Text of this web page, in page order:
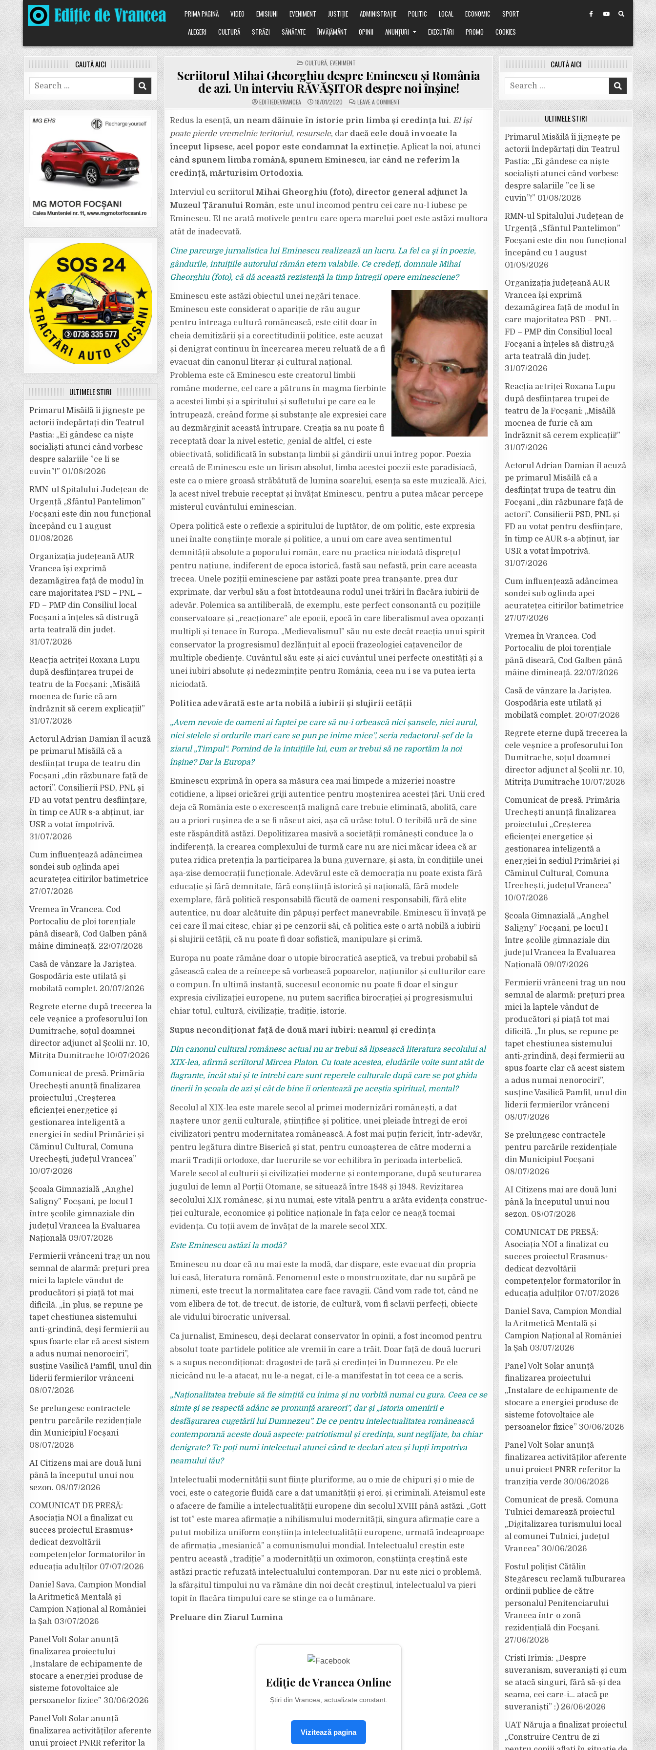
Skip
to
content
PRIMA PAGINĂ VIDEO EMISIUNI EVENIMENT JUSTIȚIE ADMINISTRAȚIE POLITIC LOCAL ECONOMIC
SPORT
ALEGERI
CULTURĂ STRĂZI SĂNĂTATE ÎNVĂȚĂMÂNT OPINII ANUNȚURI EXECUTĂRI PROMO COOKIES
POSTED
IN
CULTURĂ, EVENIMENT
Scriitorul Mihai Gheorghiu despre Eminescu și România
de azi. Un interviu RĂVĂȘITOR despre noi înșine!
EDITIEDEVRANCEA 18/01/2020 LEAVE A COMMENT
SCRIITORUL
GHEORGHIU
DESPRE
EMINESCU
ȘI
ROMÂNIA
DE
UN
ÎNȘINE!
Redus la esență, un neam dăinuie în istorie prin limba și credința lui. El își
poate pierde vremelnic teritoriul, resursele, dardacă cele două invocate la
început lipsesc, acel popor este condamnat la extincție. Aplicat la noi, atunci
când spunem limba română, spunem Eminescu, iarcând ne referim la
credință, mărturisim Ortodoxia.
Interviul cu scriitorul Mihai Gheorghiu (foto), director general adjunct la
Muzeul Țăranului Român, este unul incomod pentru cei care nu-l iubesc pe
Eminescu. El ne arată motivele pentru care opera marelui poet este astăzi multora
atât de inadecvată.
Cine parcurge jurnalistica lui Eminescu realizează un lucru. La fel ca şi în poezie,
gândurile, intuițiile autorului rămân etern valabile. Ce credeți, domnule Mihai
Gheorghiu (foto), că dă această rezistență la timp întregii opere eminesciene?
Eminescu este astăzi obiectul unei negări tenace.
Eminescu este considerat o apariție de rău augur
pentru întreaga cultură românească, este citit doar în
cheia demitizării și a corectitudinii politice, este acuzat
și denigrat continuu în încercarea mereu reluată de a fi
evacuat din canonul literar și cultural național.
Problema este că Eminescu este creatorul limbii
române moderne, cel care a pătruns în magma fierbinte
a acestei limbi și a spiritului și sufletului pe care ea le
întrupează, creând forme și substanțe ale expresiei care
au dezmărginit această întrupare. Creația sa nu poate fi
receptată doar la nivel estetic, genial de altfel, ci este
obiectivată, solidificată în substanța limbii și gândirii unui întreg popor. Poezia
creată de Eminescu este un lirism absolut, limba acestei poezii este paradisiacă,
este ca o miere groasă străbătută de lumina soarelui, esența sa este muzicală. Aici,
la acest nivel trebuie receptat și învățat Eminescu, pentru a putea măcar percepe
misterul cuvântului eminescian.
Opera politică este o reflexie a spiritului de luptător, de om politic, este expresia
unei înalte conștiințe morale și politice, a unui om care avea sentimentul
demnității absolute a poporului român, care nu practica niciodată disprețul
pentru națiune, indiferent de epoca istorică, fastă sau nefastă, prin care aceasta
trecea. Unele poziții eminesciene par astăzi poate prea tranșante, prea dur
exprimate, dar verbul său a fost întotdeauna rodul unei trăiri în flacăra iubirii de
adevăr. Polemica sa antiliberală, de exemplu, este perfect consonantă cu pozițiile
conservatoare și „reacțio­nare” ale epocii, epocă în care liberalismul avea opozanți
multipli și tenace în Europa. „Medievalismul” său nu este decât reacția unui spirit
conservator la progresismul dezlănțuit al epocii frazeologiei cațavencilor de
multiple obediențe. Cuvântul său este și aici cuvântul unei perfecte ones­tități și a
unei iubiri absolute și nedezmințite pentru România, ceea nu i se va putea ierta
niciodată.
Politica adevărată este arta nobilă a iubirii și slujirii cetății
„Avem nevoie de oameni ai faptei pe care să nu-i orbească nici șansele, nici aurul,
nici stelele și ordurile mari care se pun pe inime mice”, scria redactorul-șef de la
ziarul „Timpul“. Pornind de la intuițiile lui, cum ar trebui să ne raportăm la noi
înșine? Dar la Europa?
Eminescu exprimă în opera sa măsura cea mai limpede a mizeriei noastre
cotidiene, a lipsei oricărei griji autentice pentru moștenirea acestei țări. Unii cred
deja că România este o excres­cență malignă care trebuie eliminată, abolită, care
au a priori rușinea de a se fi născut aici, așa că urăsc totul. O teribilă ură de sine
este răspândită astăzi. Depolitizarea masivă a societății românești conduce la o
indife­ren­ță, la crearea complexului de turmă care nu are nici măcar ideea că ar
putea ridica pretenția la participarea la buna guvernare, și asta, în condițiile unei
așa-zise democrații funcționale. Adevărul este că democrația nu poate exista fără
educație și fără demnitate, fără conștiință istorică și națio­nală, fără modele
exemplare, fără politică responsabilă făcută de oameni responsabili, fără elite
autentice, nu doar alcătuite din păpuși perfect manevrabile. Eminescu îi învață pe
cei care îl mai citesc, chiar și pe cenzorii săi, că politica este o artă nobilă a iubirii
și slujirii cetății, că nu poate fi doar sofistică, manipulare și crimă.
Europa nu poate rămâne doar o utopie birocratică aseptică, va trebui probabil să
găsească calea de a reîncepe să vorbească popoarelor, națiunilor și culturilor care
o compun. În ultimă in­stan­ță, succesul economic nu poate fi doar el singur
expresia civili­zației europene, nu putem sacrifica birocra­ției și progresismului
chiar totul, cultură, civilizație, tradiție, istorie.
Supus necondiționat față de două mari iubiri: neamul și credința
Din canonul cultural românesc actual nu ar trebui să lipsească literatura secolului al
XIX-lea, afirmă scriitorul Mircea Platon. Cu toate acestea, eludările voite sunt atât de
flagrante, încât stai și te întrebi care sunt reperele culturale după care se pot ghida
tinerii în școala de azi și cât de bine îi orientează pe aceștia spiritual, mental?
Secolul al XIX-lea este marele secol al primei modernizări românești, a dat
naștere unor genii culturale, științifice și politice, unei pleiade întregi de eroi
civilizatori pentru modernitatea românească. A fost mai puțin fericit, într-adevăr,
pentru legătura dintre Biserică și stat, pentru cu­noașterea de către moderni a
marii Tradiții ortodoxe, dar lucrurile se vor echilibra în perioada interbelică.
Marele secol al culturii și civilizației moderne și contemporane, după scuturarea
jugului de lemn al Porții Otomane, se situează între 1848 și 1948. Revizitarea
secolului XIX românesc, și nu numai, este vitală pentru a arăta evidența con­struc­
ției culturale, economice și politice naționale în fața celor ce neagă tocmai
evidența. Cu toții avem de învățat de la marele secol XIX.
Este Eminescu astăzi la ­modă?
Eminescu nu doar că nu mai este la modă, dar dispare, este evacuat din propria
lui casă, literatura română. Fenomenul este o monstruozitate, dar nu supără pe
nimeni, este trecut la normalitatea care face ravagii. Când vom rade tot, când ne
vom elibera de tot, de trecut, de istorie, de cultură, vom fi sclavii perfecți, obiecte
ale vidului birocratic universal.
Ca jurnalist, Eminescu, deși declarat conservator în opinii, a fost incomod pentru
absolut toate partidele politice ale vremii în care a trăit. Doar față de două lucruri
s-a supus necondiționat: dragostei de țară și credinței în Dumnezeu. Pe ele
nicicând nu le-a atacat, nu le-a negat, ci le-a manifestat în tot ceea ce a scris.
„Naționalitatea trebuie să fie simțită cu inima și nu vorbită numai cu gura. Ceea ce se
simte și se respectă adânc se pronunță arareori”, dar și „istoria omenirii e
desfășurarea cugetării lui Dumnezeu”. De ce pentru intelectualitatea românească
contemporană aceste două aspecte: patriotismul și credin­ța, sunt neglijate, ba chiar
denigrate? Te poți numi intelectual atunci când te declari ateu și lupți împotriva
neamului tău?
Intelectualii modernității sunt ființe pluriforme, au o mie de chipuri și o mie de
voci, este o categorie fluidă care a dat umanității și eroi, și criminali. Ateismul este
o afacere de familie a intelectua­lității europene din secolul XVIII până astăzi. „Gott
ist tot” este marea afirmație a nihilismului mo­dernității, singura afirmație care a
putut mobiliza uniform conști­ința intelec­tualității europene, urmată îndeaproape
de afirmația „mesianică” a comunismului mondial. Intelectualul creștin este
pentru această „tradiție” a moder­nității un oximoron, conștiința creștină este
astăzi practic refuzată intelectualului contemporan. Dar nu este nici o problemă,
la sfârșitul timpului nu va rămâne din noi decât creștinul, intelectualul va pieri
topit în flacăra timpului care se stinge ca o lumânare.
Preluare din Ziarul Lumina
Ediție de Vrancea Online
Știri din Vrancea, actualizate constant.
Vizitează pagina
CAUTĂ AICI
Search
for:
ULTIMELE ȘTIRI
Primarul Misăilă îi jignește pe
actorii îndepărtați din Teatrul
Pastia: „Ei gândesc ca niște
socialiști atunci când vorbesc
despre salariile ”ce li se
cuvin”!” 01/08/2026
RMN-ul Spitalului Județean de
Urgență „Sfântul Pantelimon”
Focșani este din nou funcțional
începând cu 1 august
01/08/2026
Organizația județeană AUR
Vrancea își exprimă
dezamăgirea față de modul în
care majoritatea PSD – PNL –
FD – PMP din Consiliul local
Focșani a înțeles să distrugă
arta teatrală din județ.
31/07/2026
Reacția actriței Roxana Lupu
după desființarea trupei de
teatru de la Focșani: „Misăilă
mocnea de furie că am
îndrăznit să cerem explicații!”
31/07/2026
Actorul Adrian Damian îl acuză
pe primarul Misăilă că a
desființat trupa de teatru din
Focșani „din răzbunare față de
actori”. Consilierii PSD, PNL și
FD au votat pentru desființare,
în timp ce AUR s-a abținut, iar
USR a votat împotrivă.
31/07/2026
Cum influențează adâncimea
sondei sub oglinda apei
acuratețea citirilor batimetrice
27/07/2026
Vremea în Vrancea. Cod
Portocaliu de ploi torențiale
până diseară, Cod Galben până
mâine dimineață. 22/07/2026
Casă de vânzare la Jariștea.
Gospodăria este utilată și
mobilată complet. 20/07/2026
Regrete eterne după trecerea la
cele veșnice a profesorului Ion
Dumitrache, soțul doamnei
director adjunct al Școlii nr. 10,
Mitrița Dumitrache 10/07/2026
Comunicat de presă. Primăria
Urechești anunță finalizarea
proiectului „Creșterea
eficienței energetice și
gestionarea inteligentă a
energiei în sediul Primăriei și
Căminul Cultural, Comuna
Urechești, județul Vrancea”
10/07/2026
Școala Gimnazială „Anghel
Saligny” Focșani, pe locul I
între școlile gimnaziale din
județul Vrancea la Evaluarea
Națională 09/07/2026
Fermierii vrânceni trag un nou
semnal de alarmă: prețuri prea
mici la laptele vândut de
producători și piață tot mai
dificilă. „În plus, se repune pe
tapet chestiunea sistemului
anti-grindină, deși fermierii au
spus foarte clar că acest sistem
a adus numai nenorociri”,
susține Vasilică Pamfil, unul din
liderii fermierilor vrânceni
08/07/2026
Se prelungesc contractele
pentru parcările rezidențiale
din Municipiul Focșani
08/07/2026
AI Citizens mai are două luni
până la începutul unui nou
sezon. 08/07/2026
COMUNICAT DE PRESĂ:
Asociația NOI a finalizat cu
succes proiectul Erasmus+
dedicat dezvoltării
competențelor formatorilor în
educația adulților 07/07/2026
Daniel Sava, Campion Mondial
la Aritmetică Mentală și
Campion Național al României
la Șah 03/07/2026
Panel Volt Solar anunță
finalizarea proiectului
„Instalare de echipamente de
stocare a energiei produse de
sisteme fotovoltaice ale
persoanelor fizice” 30/06/2026
Panel Volt Solar anunță
finalizarea activităților aferente
unui proiect PNRR referitor la
CAUTĂ AICI
Search
for:
ULTIMELE ȘTIRI
Primarul Misăilă îi jignește pe
actorii îndepărtați din Teatrul
Pastia: „Ei gândesc ca niște
socialiști atunci când vorbesc
despre salariile ”ce li se
cuvin”!” 01/08/2026
RMN-ul Spitalului Județean de
Urgență „Sfântul Pantelimon”
Focșani este din nou funcțional
începând cu 1 august
01/08/2026
Organizația județeană AUR
Vrancea își exprimă
dezamăgirea față de modul în
care majoritatea PSD – PNL –
FD – PMP din Consiliul local
Focșani a înțeles să distrugă
arta teatrală din județ.
31/07/2026
Reacția actriței Roxana Lupu
după desființarea trupei de
teatru de la Focșani: „Misăilă
mocnea de furie că am
îndrăznit să cerem explicații!”
31/07/2026
Actorul Adrian Damian îl acuză
pe primarul Misăilă că a
desființat trupa de teatru din
Focșani „din răzbunare față de
actori”. Consilierii PSD, PNL și
FD au votat pentru desființare,
în timp ce AUR s-a abținut, iar
USR a votat împotrivă.
31/07/2026
Cum influențează adâncimea
sondei sub oglinda apei
acuratețea citirilor batimetrice
27/07/2026
Vremea în Vrancea. Cod
Portocaliu de ploi torențiale
până diseară, Cod Galben până
mâine dimineață. 22/07/2026
Casă de vânzare la Jariștea.
Gospodăria este utilată și
mobilată complet. 20/07/2026
Regrete eterne după trecerea la
cele veșnice a profesorului Ion
Dumitrache, soțul doamnei
director adjunct al Școlii nr. 10,
Mitrița Dumitrache 10/07/2026
Comunicat de presă. Primăria
Urechești anunță finalizarea
proiectului „Creșterea
eficienței energetice și
gestionarea inteligentă a
energiei în sediul Primăriei și
Căminul Cultural, Comuna
Urechești, județul Vrancea”
10/07/2026
Școala Gimnazială „Anghel
Saligny” Focșani, pe locul I
între școlile gimnaziale din
județul Vrancea la Evaluarea
Națională 09/07/2026
Fermierii vrânceni trag un nou
semnal de alarmă: prețuri prea
mici la laptele vândut de
producători și piață tot mai
dificilă. „În plus, se repune pe
tapet chestiunea sistemului
anti-grindină, deși fermierii au
spus foarte clar că acest sistem
a adus numai nenorociri”,
susține Vasilică Pamfil, unul din
liderii fermierilor vrânceni
08/07/2026
Se prelungesc contractele
pentru parcările rezidențiale
din Municipiul Focșani
08/07/2026
AI Citizens mai are două luni
până la începutul unui nou
sezon. 08/07/2026
COMUNICAT DE PRESĂ:
Asociația NOI a finalizat cu
succes proiectul Erasmus+
dedicat dezvoltării
competențelor formatorilor în
educația adulților 07/07/2026
Daniel Sava, Campion Mondial
la Aritmetică Mentală și
Campion Național al României
la Șah 03/07/2026
Panel Volt Solar anunță
finalizarea proiectului
„Instalare de echipamente de
stocare a energiei produse de
sisteme fotovoltaice ale
persoanelor fizice” 30/06/2026
Panel Volt Solar anunță
finalizarea activităților aferente
unui proiect PNRR referitor la
tranziția verde 30/06/2026
Comunicat de presă. Comuna
Tulnici demarează proiectul
„Digitalizarea turismului local
al comunei Tulnici, județul
Vrancea” 30/06/2026
Fostul polițist Cătălin
Stegărescu reclamă tulburarea
ordinii publice de către
personalul Penitenciarului
Vrancea într-o zonă
rezidențială din Focșani.
27/06/2026
Cristi Irimia: „Despre
suveranism, suveraniști și cum
se atacă singuri, fără să-și dea
seama, cei care-i… atacă pe
suveraniști” :) 26/06/2026
UAT Năruja a finalizat proiectul
„Construire Centru de zi